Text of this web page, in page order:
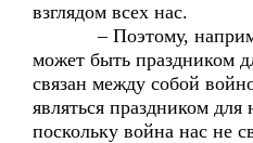
взглядом всех нас.
– Поэтому,
может быть праздником
связан между собой
являться праздником для
поскольку война нас не